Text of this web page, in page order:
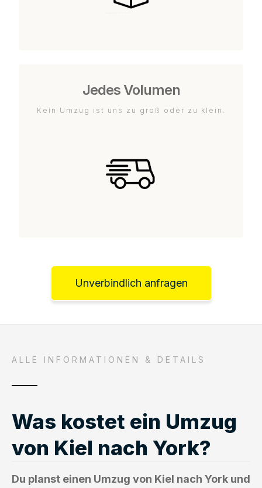
Jedes Volumen
Kein Umzug ist uns zu groß oder zu klein.
Unverbindlich anfragen
ALLE INFORMATIONEN & DETAILS
Was kostet ein Umzug
von Kiel nach York?
Du planst einen Umzug von Kiel nach York und